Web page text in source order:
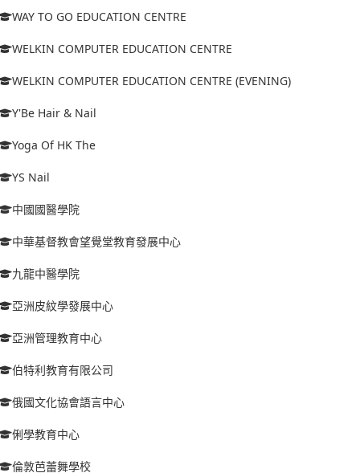
WAY TO GO EDUCATION CENTRE
WELKIN COMPUTER EDUCATION CENTRE
WELKIN COMPUTER EDUCATION CENTRE (EVENING)
Y'Be Hair & Nail
Yoga Of HK The
YS Nail
中國國醫學院
中華基督教會望覺堂教育發展中心
九龍中醫學院
亞洲皮紋學發展中心
亞洲管理教育中心
伯特利教育有限公司
俄國文化協會語言中心
俐學教育中心
倫敦芭蕾舞學校